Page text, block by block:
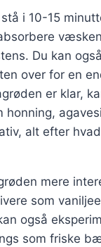
i 10-15
Du kan
over for en
er klar,
honning,
alt efter
mere
som
også
som friske